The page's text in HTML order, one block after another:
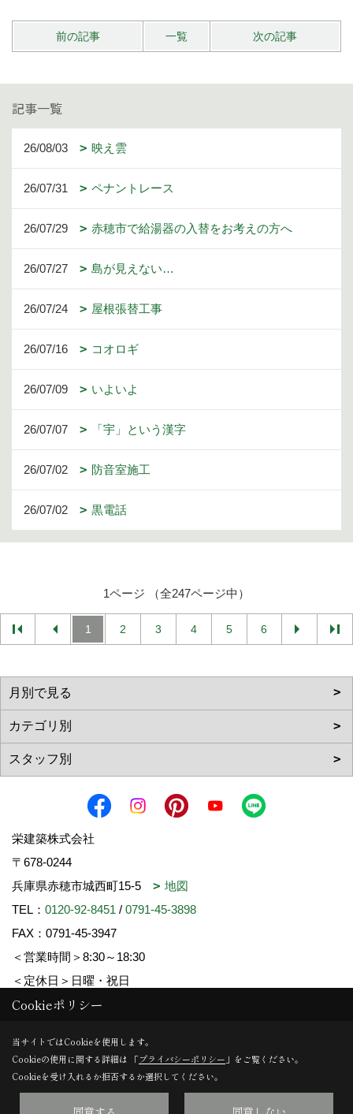
前の記事 一覧 次の記事
記事一覧
26/08/03 映え雲
26/07/31 ペナントレース
26/07/29 赤穂市で給湯器の入替をお考えの方へ
26/07/27 島が見えない…
26/07/24 屋根張替工事
26/07/16 コオロギ
26/07/09 いよいよ
26/07/07 「宇」という漢字
26/07/02 防音室施工
26/07/02 黒電話
1ページ （全247ページ中）
1 2 3 4 5 6
栄建築株式会社
〒678-0244
兵庫県赤穂市城西町15-5
地図
TEL： 0120-92-8451 / 0791-45-3898
FAX：0791-45-3947
＜営業時間＞8:30～18:30
＜定休日＞日曜・祝日
Copyright (c) SAKAE-KENCHIKU. All Rights Reserved.
Produced byゴデスクリエイト
Cookieポリシー
当サイトではCookieを使用します。
Cookieの使用に関する詳細は 「プライバシーポリシー 」をご覧ください。
Cookieを受け入れるか拒否するか選択してください。